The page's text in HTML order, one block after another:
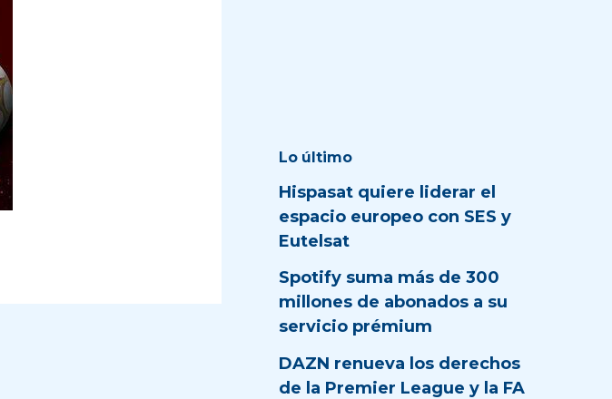
Lo último
Hispasat quiere liderar el
espacio europeo con SES y
Eutelsat
Spotify suma más de 300
millones de abonados a su
servicio prémium
DAZN renueva los derechos
de la Premier League y la FA